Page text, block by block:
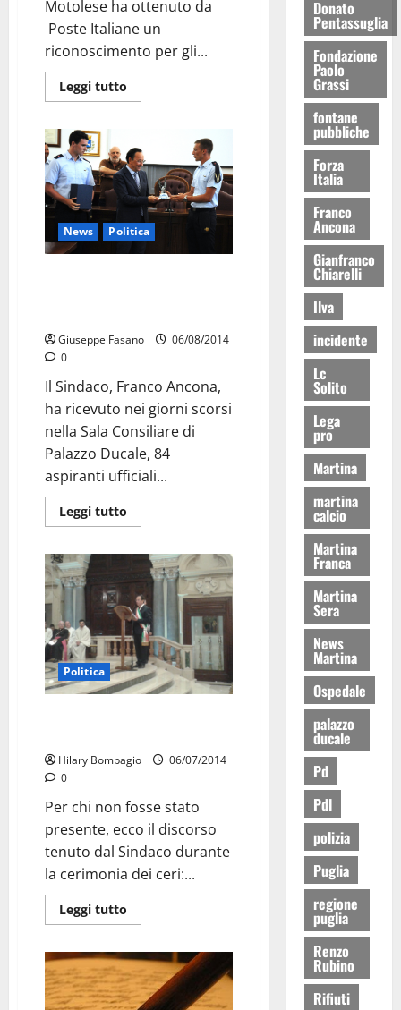
Motolese ha ottenuto da
Poste Italiane un
riconoscimento per gli...
Leggi tutto
News Politica
Giuseppe Fasano
06/08/2014
0
Il Sindaco, Franco Ancona,
ha ricevuto nei giorni scorsi
nella Sala Consiliare di
Palazzo Ducale, 84
aspiranti ufficiali...
Leggi tutto
Politica
Hilary Bombagio
06/07/2014
0
Per chi non fosse stato
presente, ecco il discorso
tenuto dal Sindaco durante
la cerimonia dei ceri:...
Leggi tutto
Donato
Pentassuglia
Fondazione
Paolo
Grassi
fontane
pubbliche
Forza
Italia
Franco
Ancona
Gianfranco
Chiarelli
Ilva
incidente
Lc
Solito
Lega
pro
Martina
martina
calcio
Martina
Franca
Martina
Sera
News
Martina
Ospedale
palazzo
ducale
Pd
Pdl
polizia
Puglia
regione
puglia
Renzo
Rubino
Rifiuti